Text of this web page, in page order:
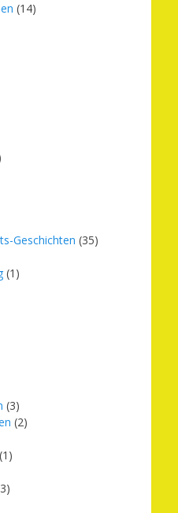
(14)
Geschichten (35)
(1)
(3)
(2)
(1)